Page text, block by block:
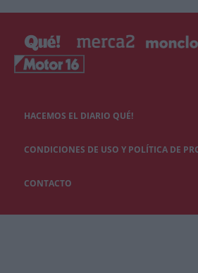
HACEMOS EL DIARIO QUÉ!
CONDICIONES DE USO Y POLÍTICA DE
CONTACTO